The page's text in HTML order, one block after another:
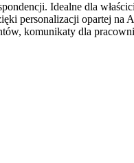
Idealne dla
personalizacji opartej na
komunikaty dla